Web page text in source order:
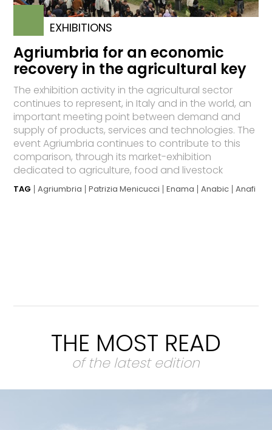
EXHIBITIONS
Agriumbria for an economic
recovery in the agricultural key
The exhibition activity in the agricultural sector
continues to represent, in Italy and in the world, an
important meeting point between demand and
supply of products, services and technologies. The
event Agriumbria continues to contribute to this
comparison, through its market-exhibition
dedicated to agriculture, food and livestock
TAG Agriumbria Patrizia Menicucci Enama Anabic Anafi
THE MOST READ
of the latest edition